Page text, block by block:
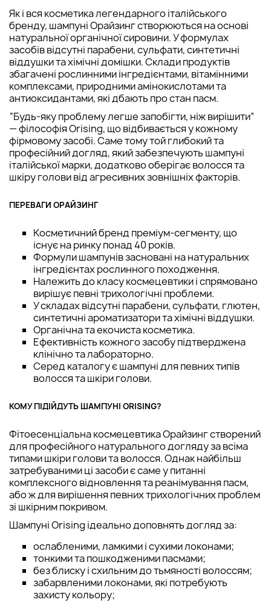
Як і вся косметика легендарного італійського
бренду, шампуні Орайзинг створюються на основі
натуральної органічної сировини. У формулах
засобів відсутні парабени, сульфати, синтетичні
віддушки та хімічні домішки. Склади продуктів
збагачені рослинними інгредієнтами, вітамінними
комплексами, природними амінокислотами та
антиоксидантами, які дбають про стан пасм.
“Будь-яку проблему легше запобігти, ніж вирішити”
— філософія Orising, що відбивається у кожному
фірмовому засобі. Саме тому той глибокий та
професійний догляд, який забезпечують шампуні
італійської марки, додатково оберігає волосся та
шкіру голови від агресивних зовнішніх факторів.
ПЕРЕВАГИ ОРАЙЗИНГ
Косметичний бренд преміум-сегменту, що
існує на ринку понад 40 років.
Формули шампунів засновані на натуральних
інгредієнтах рослинного походження.
Належить до класу космецевтики і спрямовано
вирішує певні трихологічні проблеми.
У складах відсутні парабени, сульфати, глютен,
синтетичні ароматизатори та хімічні віддушки.
Органічна та екочиста косметика.
Ефективність кожного засобу підтверджена
клінічно та лабораторно.
Серед каталогу є шампуні для певних типів
волосся та шкіри голови.
КОМУ ПІДІЙДУТЬ ШАМПУНІ ORISING?
Фітоесенціальна космецевтика Орайзинг створений
для професійного натурального догляду за всіма
типами шкіри голови та волосся. Однак найбільш
затребуваними ці засоби є саме у питанні
комплексного відновлення та реанімування пасм,
або ж для вирішення певних трихологічних проблем
зі шкірним покривом.
Шампуні Orising ідеально доповнять догляд за:
ослабленими, ламкими і сухими локонами;
тонкими та пошкодженими пасмами;
без блиску і схильним до тьмяності волоссям;
забарвленими локонами, які потребують
захисту кольору;